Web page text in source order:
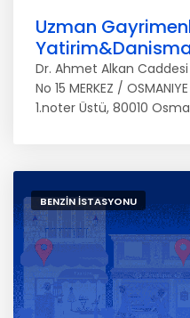
Uzman
Dr. Ahmet Alkan
No 15 MERKEZ /
1.noter Üstü, 80010
BENZIN İSTASYONU